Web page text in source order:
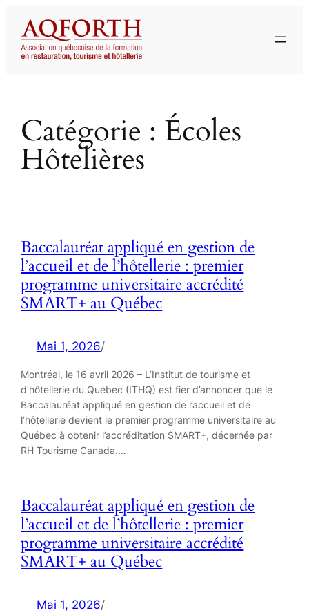
contenu
Catégorie :Écoles
Hôtelières
Baccalauréat appliqué en gestion de
l’accueil et de l’hôtellerie : premier
programme universitaire accrédité
SMART+ au Québec
Mai 1, 2026/
Montréal, le 16 avril 2026 – L’Institut de tourisme et
d’hôtellerie du Québec (ITHQ) est fier d’annoncer que le
Baccalauréat appliqué en gestion de l’accueil et de
l’hôtellerie devient le premier programme universitaire au
Québec à obtenir l’accréditation SMART+, décernée par
RH Tourisme Canada.…
Baccalauréat appliqué en gestion de
l’accueil et de l’hôtellerie : premier
programme universitaire accrédité
SMART+ au Québec
Mai 1, 2026/